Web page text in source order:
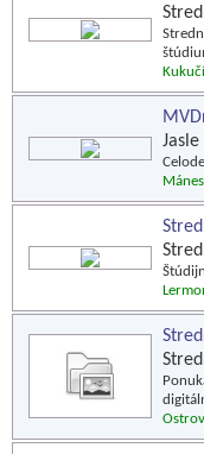
Jasle